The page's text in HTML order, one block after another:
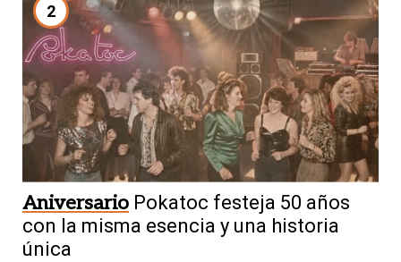
2
Aniversario Pokatoc festeja 50 años
con la misma esencia y una historia
única